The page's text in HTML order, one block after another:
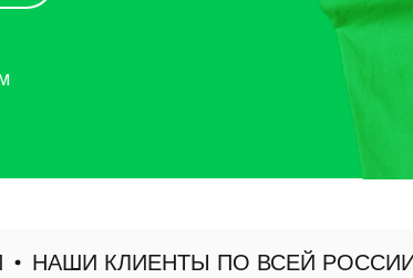
НАШИ КЛИЕНТЫ ПО ВСЕЙ РОССИИ